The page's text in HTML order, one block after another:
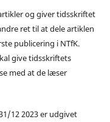
og giver tidsskriftet
ret til at dele artiklen
publicering i NTfK.
give tidsskriftets
med at de læser
12 2023 er udgivet